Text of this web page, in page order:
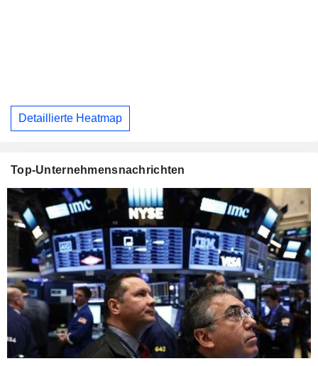
Detaillierte Heatmap
Top-Unternehmensnachrichten